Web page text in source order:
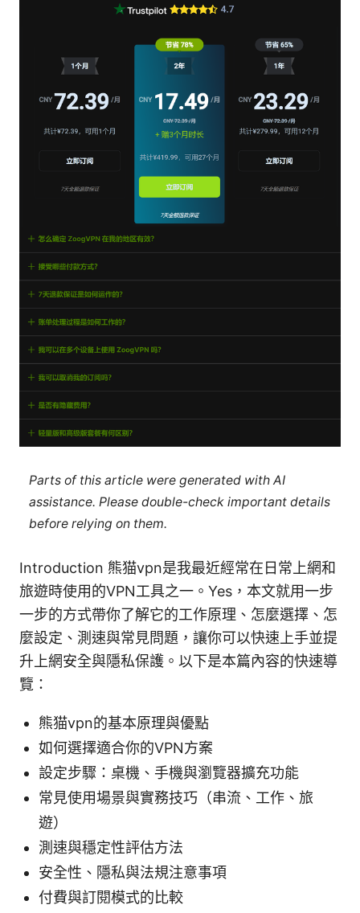
Parts of this article were generated with AI
assistance. Please double-check important details
before relying on them.
Introduction 熊猫vpn是我最近經常在日常上網和
旅遊時使用的VPN工具之一。Yes，本文就用一步
一步的方式帶你了解它的工作原理、怎麼選擇、怎
麼設定、測速與常見問題，讓你可以快速上手並提
升上網安全與隱私保護。以下是本篇內容的快速導
覽：
熊猫vpn的基本原理與優點
如何選擇適合你的VPN方案
設定步驟：桌機、手機與瀏覽器擴充功能
常見使用場景與實務技巧（串流、工作、旅
遊）
測速與穩定性評估方法
安全性、隱私與法規注意事項
付費與訂閱模式的比較